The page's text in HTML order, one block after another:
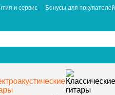
и сервис Бонусы для покупателей